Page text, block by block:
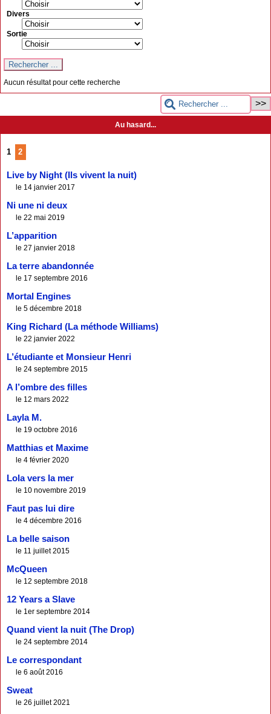
Divers
Sortie
Aucun résultat pour cette recherche
Au hasard...
1 2
Live by Night (Ils vivent la nuit)
le 14 janvier 2017
Ni une ni deux
le 22 mai 2019
L’apparition
le 27 janvier 2018
La terre abandonnée
le 17 septembre 2016
Mortal Engines
le 5 décembre 2018
King Richard (La méthode Williams)
le 22 janvier 2022
L’étudiante et Monsieur Henri
le 24 septembre 2015
A l’ombre des filles
le 12 mars 2022
Layla M.
le 19 octobre 2016
Matthias et Maxime
le 4 février 2020
Lola vers la mer
le 10 novembre 2019
Faut pas lui dire
le 4 décembre 2016
La belle saison
le 11 juillet 2015
McQueen
le 12 septembre 2018
12 Years a Slave
le 1er septembre 2014
Quand vient la nuit (The Drop)
le 24 septembre 2014
Le correspondant
le 6 août 2016
Sweat
le 26 juillet 2021